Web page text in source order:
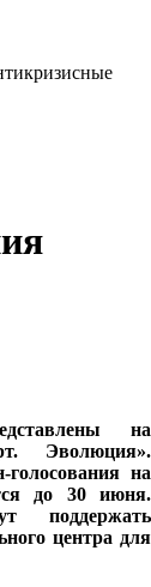
на
Эволюция».
голосования на
до 30 июня.
поддержать
центра для